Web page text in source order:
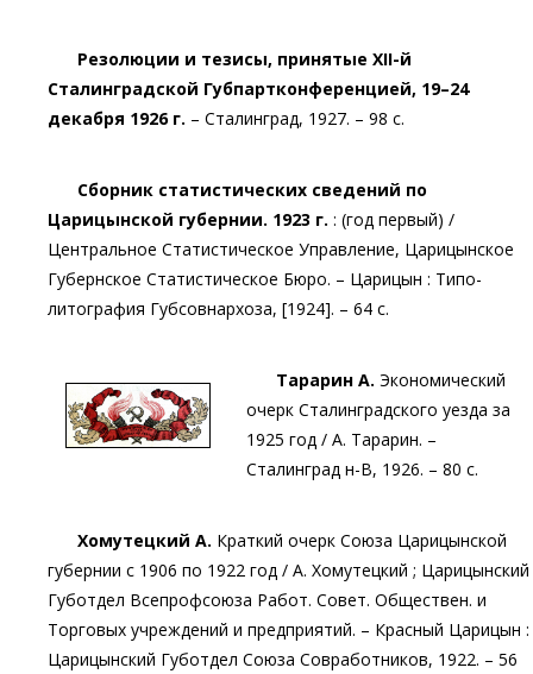
Резолюции и тезисы, принятые XII-й
Сталинградской Губпартконференцией, 19–24
декабря 1926 г. – Сталинград, 1927. – 98 с.
Сборник статистических сведений по
Царицынской губернии. 1923 г. : (год первый) /
Центральное Статистическое Управление, Царицынское
Губернское Статистическое Бюро. – Царицын : Типо-
литография Губсовнархоза, [1924]. – 64 с.
Тарарин А. Экономический
очерк Сталинградского уезда за
1925 год / А. Тарарин. –
Сталинград н-В, 1926. – 80 с.
Хомутецкий А. Краткий очерк Союза Царицынской
губернии с 1906 по 1922 год / А. Хомутецкий ; Царицынский
Губотдел Всепрофсоюза Работ. Совет. Обществен. и
Торговых учреждений и предприятий. – Красный Царицын :
Царицынский Губотдел Союза Совработников, 1922. – 56